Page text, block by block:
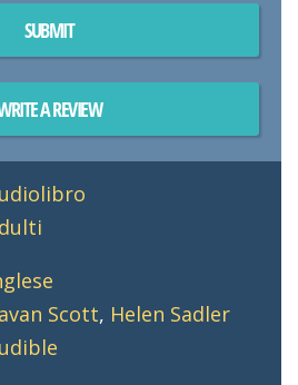
SUBMIT
A REVIEW
Scott, Helen Sadler